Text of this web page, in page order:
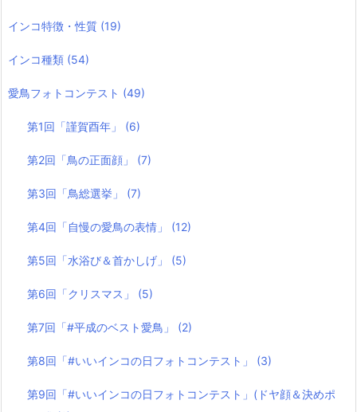
インコ特徴・性質 (19)
インコ種類 (54)
愛鳥フォトコンテスト (49)
第1回「謹賀酉年」 (6)
第2回「鳥の正面顔」 (7)
第3回「鳥総選挙」 (7)
第4回「自慢の愛鳥の表情」 (12)
第5回「水浴び＆首かしげ」 (5)
第6回「クリスマス」 (5)
第7回「#平成のベスト愛鳥」 (2)
第8回「#いいインコの日フォトコンテスト」 (3)
第9回「#いいインコの日フォトコンテスト」(ドヤ顔＆決めポ